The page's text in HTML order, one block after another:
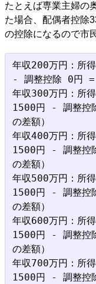
たとえば専業主婦の
た場合、配偶者控除
の控除になるので市
年収200万円：
- 調整控除 0円 =
年収300万円：
1500円 - 調整控
の差額）
年収400万円：所
1500円 - 調整控
の差額）
年収500万円：所
1500円 - 調整控
の差額）
年収600万円：所
1500円 - 調整控
の差額）
年収700万円：所
1500円 - 調整控